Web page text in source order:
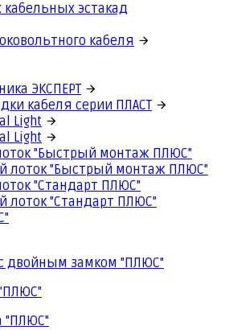
эстакад
кабеля
ЭКСПЕРТ
кабеля серии ПЛАСТ
Light
Light
"Быстрый монтаж ПЛЮС"
лоток "Быстрый монтаж ПЛЮС"
"Стандарт ПЛЮС"
лоток "Стандарт ПЛЮС"
двойным замком "ПЛЮС"
"ПЛЮС"